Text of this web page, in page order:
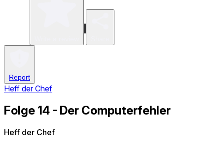
Report
Heff der Chef
Folge 14 - Der Computerfehler
Heff der Chef